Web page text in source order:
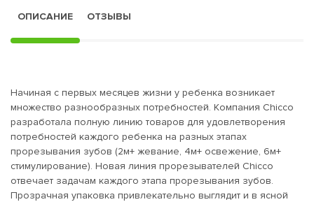
ОПИСАНИЕ
ОТЗЫВЫ
Начиная с первых месяцев жизни у ребенка возникает
множество разнообразных потребностей. Компания Chicco
разработала полную линию товаров для удовлетворения
потребностей каждого ребенка на разных этапах
прорезывания зубов (2м+ жевание, 4м+ освежение, 6м+
стимулирование). Новая линия прорезывателей Chicco
отвечает задачам каждого этапа прорезывания зубов.
Прозрачная упаковка привлекательно выглядит и в ясной